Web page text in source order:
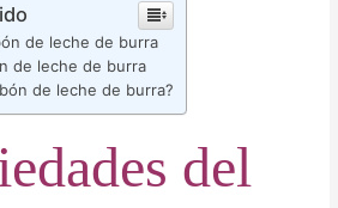
de leche de burra
de leche de burra
de leche de burra?
del